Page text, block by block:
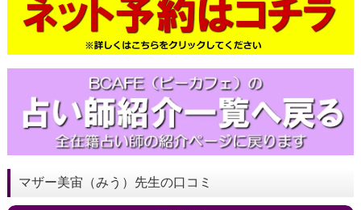
マザー美宙（みう）先生の口コミ